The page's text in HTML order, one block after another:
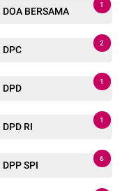
DOA BERSAMA
1
DPC
2
DPD
1
DPD RI
1
DPP SPI
6